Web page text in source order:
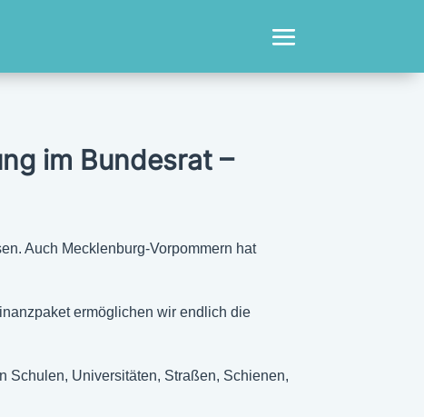
im Bundesrat –
Auch Mecklenburg-Vorpommern hat
ermöglichen wir endlich die
Schulen, Universitäten, Straßen, Schienen,